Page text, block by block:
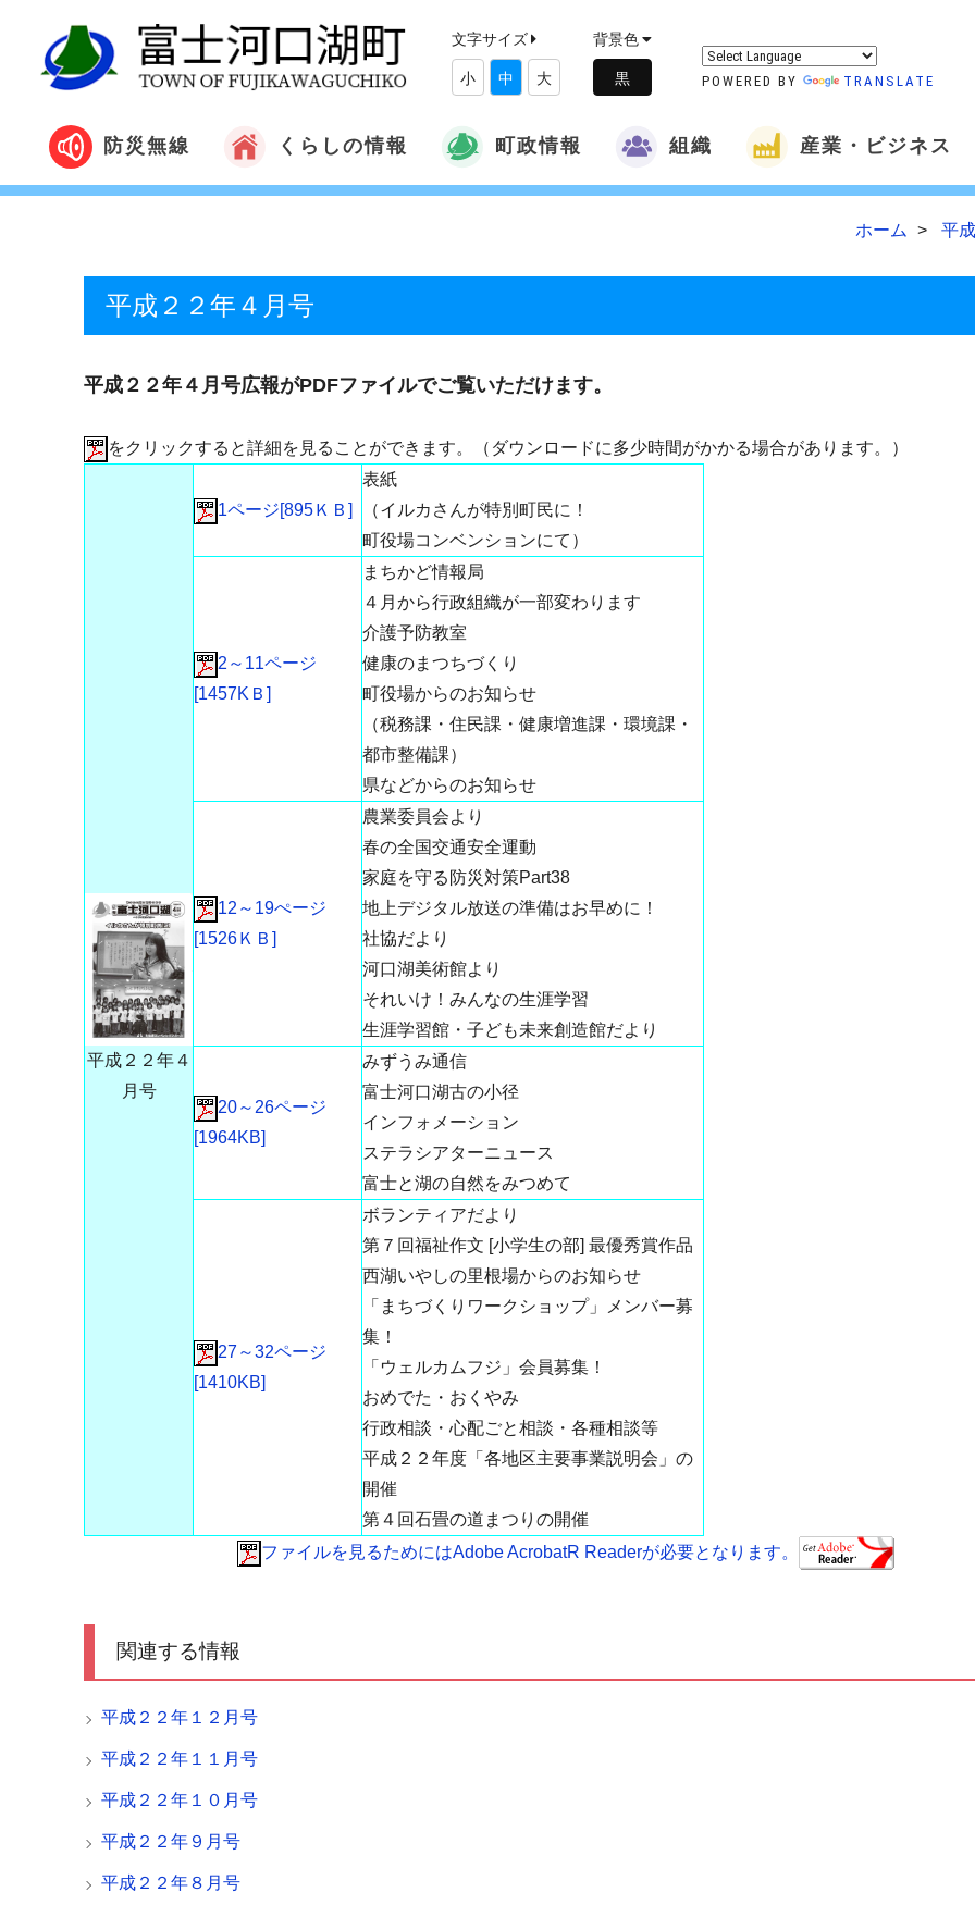
文字サイズ
小 中 大
背景色
POWERED BY TRANSLATE
防災無線 くらしの情報 町政情報 組織 産業・ビジネス
ホーム 平
平成２２年４月号
平成２２年４月号広報がPDFファイルでご覧いただけます。
をクリックすると詳細を見ることができます。（ダウンロードに多少時間がかかる場合があります。）
平成２２年４
月号
1ページ[895ＫＢ]
表紙
（イルカさんが特別町民に！
町役場コンベンションにて）
2～11ページ
[1457KＢ]
まちかど情報局
４月から行政組織が一部変わります
介護予防教室
健康のまつちづくり
町役場からのお知らせ
（税務課・住民課・健康増進課・環境課・
都市整備課）
県などからのお知らせ
12～19ぺージ
[1526ＫＢ]
農業委員会より
春の全国交通安全運動
家庭を守る防災対策Part38
地上デジタル放送の準備はお早めに！
社協だより
河口湖美術館より
それいけ！みんなの生涯学習
生涯学習館・子ども未来創造館だより
20～26ページ
[1964KB]
みずうみ通信
富士河口湖古の小径
インフォメーション
ステラシアターニュース
富士と湖の自然をみつめて
27～32ページ
[1410KB]
ボランティアだより
第７回福祉作文 [小学生の部] 最優秀賞作品
西湖いやしの里根場からのお知らせ
「まちづくりワークショップ」メンバー募
集！
「ウェルカムフジ」会員募集！
おめでた・おくやみ
行政相談・心配ごと相談・各種相談等
平成２２年度「各地区主要事業説明会」の
開催
第４回石畳の道まつりの開催
ファイルを見るためにはAdobe AcrobatR Readerが必要となります。
関連する情報
平成２２年１２月号
平成２２年１１月号
平成２２年１０月号
平成２２年９月号
平成２２年８月号